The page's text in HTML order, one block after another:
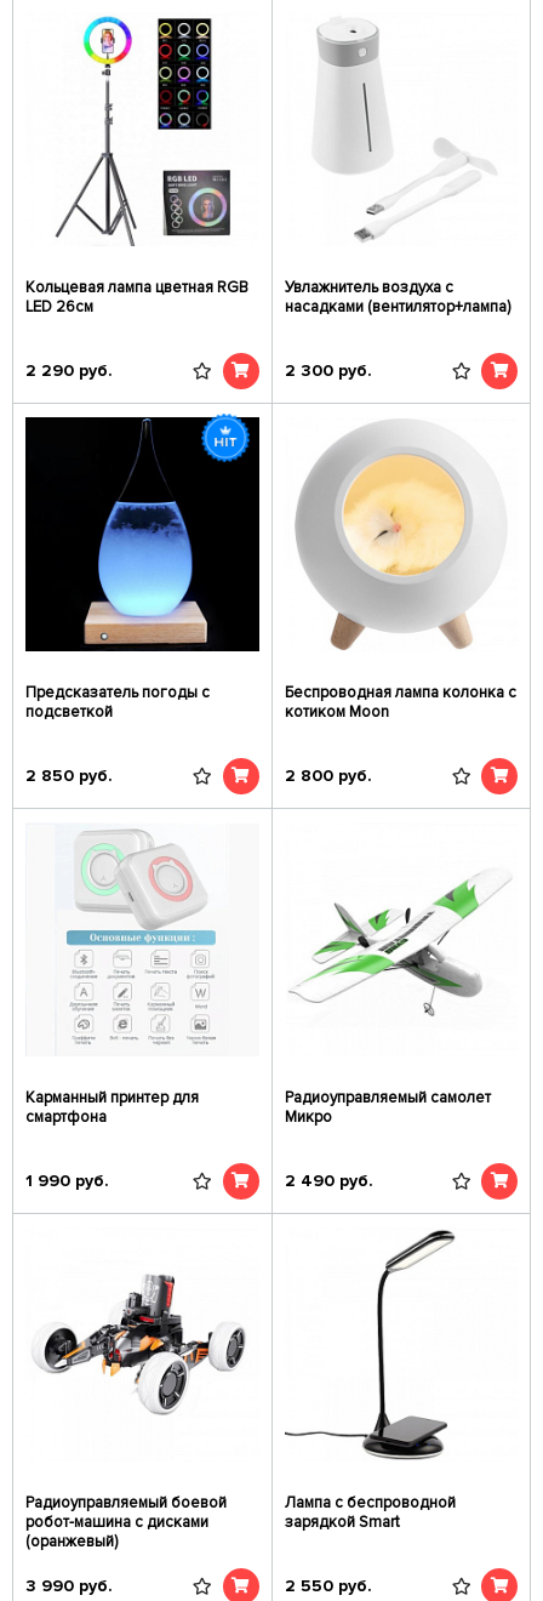
Кольцевая лампа цветная RGB
LED 26см
2 290 руб.
Увлажнитель воздуха с
насадками (вентилятор+лампа)
2 300 руб.
Предсказатель погоды с
подсветкой
2 850 руб.
Беспроводная лампа колонка с
котиком Moon
2 800 руб.
Карманный принтер для
смартфона
1 990 руб.
Радиоуправляемый самолет
Микро
2 490 руб.
Радиоуправляемый боевой
робот-машина с дисками
(оранжевый)
3 990 руб.
Лампа с беспроводной
зарядкой Smart
2 550 руб.